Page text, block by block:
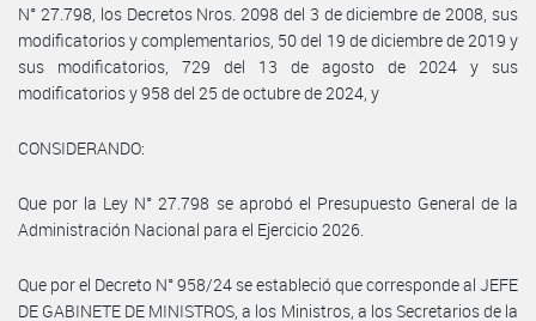
N° 27.798, los Decretos Nros. 2098 del 3 de diciembre de 2008, sus
modificatorios y complementarios, 50 del 19 de diciembre de 2019 y
sus modificatorios, 729 del 13 de agosto de 2024 y sus
modificatorios y 958 del 25 de octubre de 2024, y
CONSIDERANDO:
Que por la Ley N° 27.798 se aprobó el Presupuesto General de la
Administración Nacional para el Ejercicio 2026.
Que por el Decreto N° 958/24 se estableció que corresponde al JEFE
DE GABINETE DE MINISTROS, a los Ministros, a los Secretarios de la